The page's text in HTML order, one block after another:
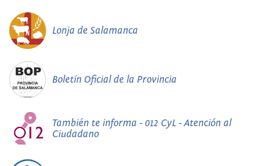
Lonja de Salamanca
Boletín Oficial de la Provincia
También te informa - 012 CyL - Atención al
Ciudadano